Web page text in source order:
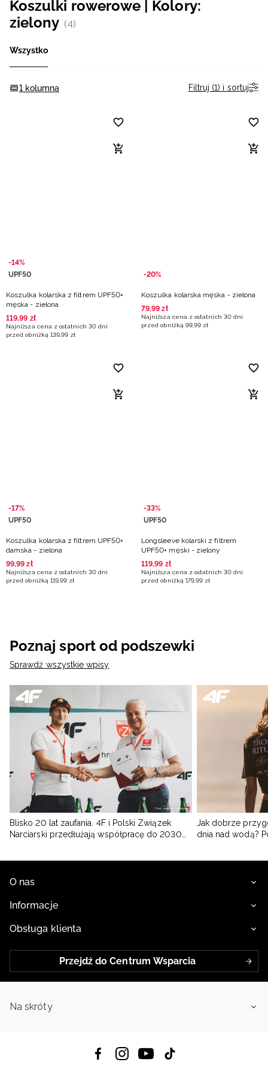
Koszulki rowerowe | Kolory:
zielony (4)
Wszystko
1 kolumna Filtruj (1) i sortuj
-14%
UPF50
Koszulka kolarska z filtrem UPF50+
męska - zielona
119,99 zł
Najniższa cena z ostatnich 30 dni
przed obniżką 139,99 zł
-20%
Koszulka kolarska męska - zielona
79,99 zł
Najniższa cena z ostatnich 30 dni
przed obniżką 99,99 zł
-17%
UPF50
Koszulka kolarska z filtrem UPF50+
damska - zielona
99,99 zł
Najniższa cena z ostatnich 30 dni
przed obniżką 119,99 zł
-33%
UPF50
Longsleeve kolarski z filtrem
UPF50+ męski - zielony
119,99 zł
Najniższa cena z ostatnich 30 dni
przed obniżką 179,99 zł
Poznaj sport od podszewki
Sprawdź wszystkie wpisy
Blisko 20 lat zaufania. 4F i Polski Związek
Narciarski przedłużają współpracę do 2030
Jak dobrze
dnia nad wodą?
O nas
Informacje
Obsługa klienta
Przejdź do Centrum Wsparcia
Na skróty
Niemiecki / EUR